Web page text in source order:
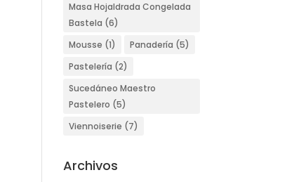
Masa Hojaldrada Congelada
Bastela (6)
Mousse (1) Panadería (5)
Pastelería (2)
Sucedáneo Maestro
Pastelero (5)
Viennoiserie (7)
Archivos